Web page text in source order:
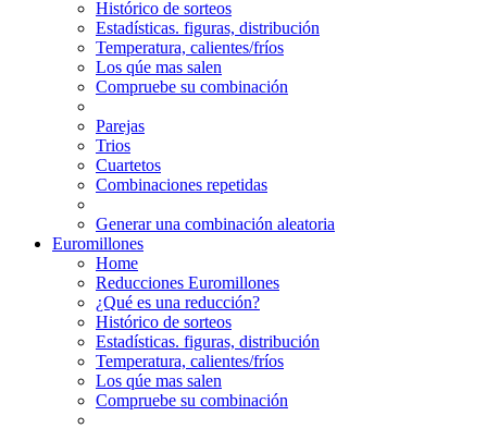
Histórico de sorteos
Estadísticas. figuras, distribución
Temperatura, calientes/fríos
Los qúe mas salen
Compruebe su combinación
Parejas
Trios
Cuartetos
Combinaciones repetidas
Generar una combinación aleatoria
Euromillones
Home
Reducciones Euromillones
¿Qué es una reducción?
Histórico de sorteos
Estadísticas. figuras, distribución
Temperatura, calientes/fríos
Los qúe mas salen
Compruebe su combinación